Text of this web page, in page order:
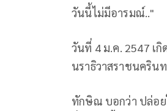
วันนี้ไม่มีอารมณ์.."
วันที่ 4 ม.ค. 2547 เ
นราธิวาสราชนคริน
ทักษิณ บอกว่า ปล่อ